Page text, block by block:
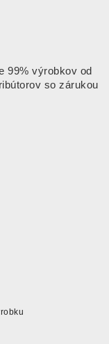
99% výrobkov od
so zárukou